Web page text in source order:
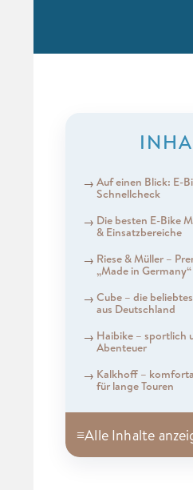
Auf einen Blick: E-
Schnellcheck
Die besten E-Bike
& Einsatzbereiche
Riese & Müller –
„Made in Germany“
Cube – die
aus Deutschland
Haibike – sportlich
Abenteuer
Kalkhoff –
für lange Touren
≡Alle Inhalte